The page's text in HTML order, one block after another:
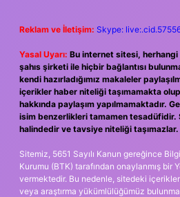
Reklam ve İletişim: Skype:
Yasal Uyarı: Bu internet sitesi,
şahıs şirketi ile hiçbir bağlantısı
kendi hazırladığımız makaleler
içerikler haber niteliği taşımamakta
hakkında paylaşım yapılmamaktadır.
isim benzerlikleri tamamen
halindedir ve tavsiye niteliği taşımazlar.
Sitemiz, 5651 Sayılı Kanun gereğince
Kurumu (BTK) tarafından onaylanmış bir
vermektedir. Bu nedenle, sitedeki
veya araştırma yükümlülüğümüz